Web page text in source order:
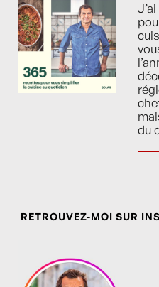
du
RETROUVEZ-MOI SUR